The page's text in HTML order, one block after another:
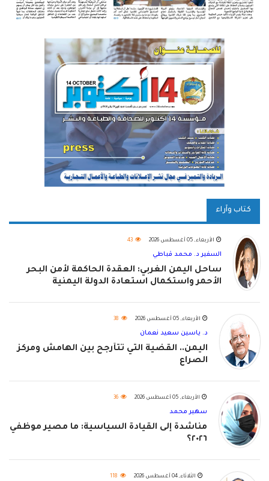
كتاب وآراء
الأربعاء, 05 أغسطس 2026 43
السفير د. محمد قباطي
ساحل اليمن الغربي: العقدة الحاكمة لأمن البحر
الأحمر واستكمال استعادة الدولة اليمنية
الأربعاء, 05 أغسطس 2026 38
د. ياسين سعيد نعمان
اليمن.. القضية التي تتأرجح بين الهامش ومركز
الصراع
الأربعاء, 05 أغسطس 2026 36
سهير محمد
مناشدة إلى القيادة السياسية: ما مصير موظفي
٢٠٢٦؟
الثلاثاء, 04 أغسطس 2026 118